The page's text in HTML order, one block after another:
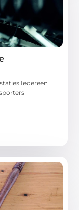
Iedereen